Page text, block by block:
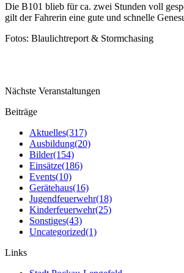
Die B101 blieb für ca. zwei Stunden voll
gilt der Fahrerin eine gute und schnelle
Fotos: Blaulichtreport & Stormchasing
Nächste Veranstaltungen
Beiträge
Aktuelles(317)
Ausbildung(20)
Bilder(154)
Einsätze(186)
Events(10)
Gerätehaus(16)
Jugendfeuerwehr(18)
Kinderfeuerwehr(25)
Sonstiges(43)
Uncategorized(1)
Links